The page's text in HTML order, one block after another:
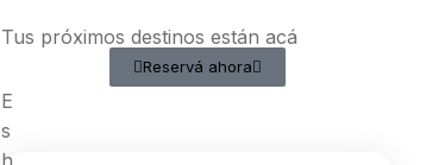
Tus próximos destinos están acá
Reservá ahora
E
s
h